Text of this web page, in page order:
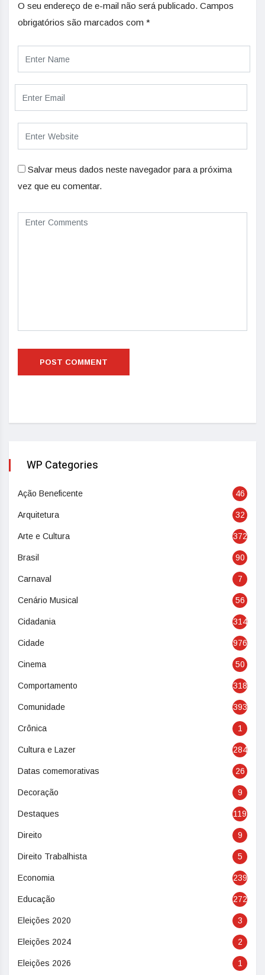
O seu endereço de e-mail não será publicado. Campos
obrigatórios são marcados com *
Salvar meus dados neste navegador para a próxima
vez que eu comentar.
WP Categories
Ação Beneficente 46
Arquitetura 32
Arte e Cultura 372
Brasil 90
Carnaval 7
Cenário Musical 56
Cidadania 314
Cidade 976
Cinema 50
Comportamento 318
Comunidade 393
Crônica 1
Cultura e Lazer 284
Datas comemorativas 26
Decoração 9
Destaques 119
Direito 9
Direito Trabalhista 5
Economia 239
Educação 272
Eleições 2020 3
Eleições 2024 2
Eleições 2026 1